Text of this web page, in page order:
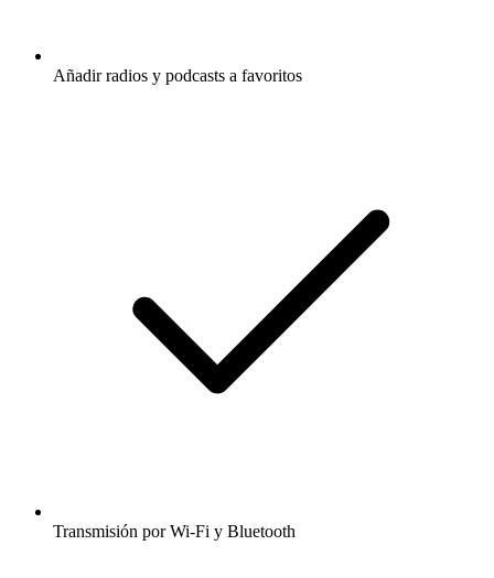
Añadir radios y podcasts a favoritos
Transmisión por Wi-Fi y Bluetooth